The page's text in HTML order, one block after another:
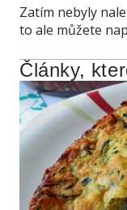
Zatím nebyly
to ale můžete
Články,